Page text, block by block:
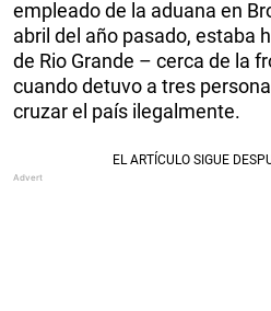
empleado de la aduana en
abril del año pasado, estaba
de Rio Grande – cerca de la
cuando detuvo a tres
cruzar el país ilegalmente.